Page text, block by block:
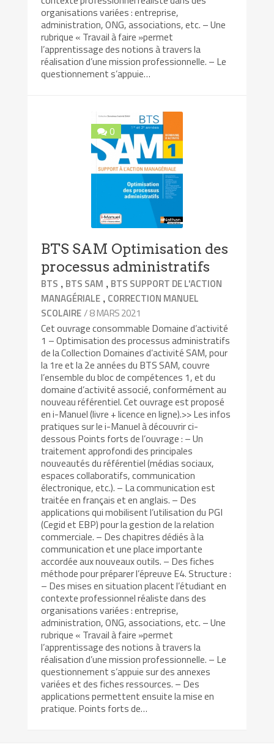
organisations variées : entreprise,
administration, ONG, associations, etc. – Une
rubrique « Travail à faire »permet
l’apprentissage des notions à travers la
réalisation d’une mission professionnelle. – Le
questionnement s’appuie…
0
BTS SAM Optimisation des
processus administratifs
BTS , BTS SAM , BTS SUPPORT DE L'ACTION
MANAGÉRIALE , CORRECTION MANUEL
SCOLAIRE/ 8 MARS 2021
Cet ouvrage consommable Domaine d’activité
1 – Optimisation des processus administratifs
de la Collection Domaines d’activité SAM, pour
la 1re et la 2e années du BTS SAM, couvre
l’ensemble du bloc de compétences 1, et du
domaine d’activité associé, conformément au
nouveau référentiel. Cet ouvrage est proposé
en i-Manuel (livre + licence en ligne).>> Les infos
pratiques sur le i-Manuel à découvrir ci-
dessous Points forts de l’ouvrage : – Un
traitement approfondi des principales
nouveautés du référentiel (médias sociaux,
espaces collaboratifs, communication
électronique, etc.). – La communication est
traitée en français et en anglais. – Des
applications qui mobilisent l’utilisation du PGI
(Cegid et EBP) pour la gestion de la relation
commerciale. – Des chapitres dédiés à la
communication et une place importante
accordée aux nouveaux outils. – Des fiches
méthode pour préparer l’épreuve E4. Structure :
– Des mises en situation placent l’étudiant en
contexte professionnel réaliste dans des
organisations variées : entreprise,
administration, ONG, associations, etc. – Une
rubrique « Travail à faire »permet
l’apprentissage des notions à travers la
réalisation d’une mission professionnelle. – Le
questionnement s’appuie sur des annexes
variées et des fiches ressources. – Des
applications permettent ensuite la mise en
pratique. Points forts de…